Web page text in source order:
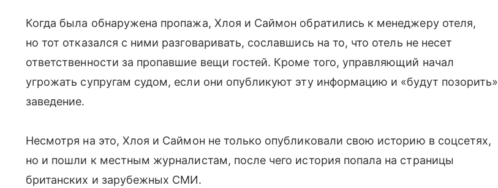
Когда была обнаружена пропажа, Хлоя и Саймон обратились к менеджеру отеля,
но тот отказался с ними разговаривать, сославшись на то, что отель не несет
ответственности за пропавшие вещи гостей. Кроме того, управляющий начал
угрожать супругам судом, если они опубликуют эту информацию и «будут позорить»
заведение.
Несмотря на это, Хлоя и Саймон не только опубликовали свою историю в соцсетях,
но и пошли к местным журналистам, после чего история попала на страницы
британских и зарубежных СМИ.